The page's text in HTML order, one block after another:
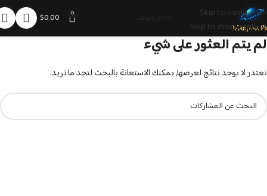
Skip to navigation
Skip to main content
0
$0.00
لم يتم العثور على شيء
نعتذر لا يوجد نتائج لعرضها, يمكنك الاستعانة بالبحث لتجد ما تريد.